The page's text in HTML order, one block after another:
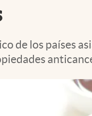
de los países